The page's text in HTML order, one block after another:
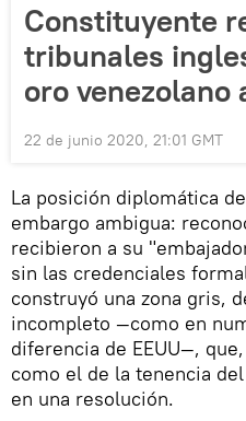
Constituyente
tribunales
oro venezolano
22 de junio 2020, 21:01 GMT
La posición diplomática
embargo ambigua:
recibieron a su
sin las credenciales
construyó una zona gris,
incompleto —como en
diferencia de EEUU—,
como el de la tenencia
en una resolución.